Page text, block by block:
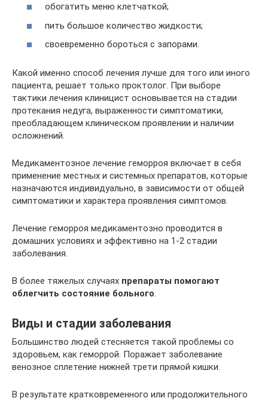
обогатить меню клетчаткой;
пить большое количество жидкости;
своевременно бороться с запорами.
Какой именно способ лечения лучше для того или иного
пациента, решает только проктолог. При выборе
тактики лечения клиницист основывается на стадии
протекания недуга, выраженности симптоматики,
преобладающем клиническом проявлении и наличии
осложнений.
Медикаментозное лечение геморроя включает в себя
применение местных и системных препаратов, которые
назначаются индивидуально, в зависимости от общей
симптоматики и характера проявления симптомов.
Лечение геморроя медикаментозно проводится в
домашних условиях и эффективно на 1-2 стадии
заболевания.
В более тяжелых случаях препараты помогают
облегчить состояние больного.
Виды и стадии заболевания
Большинство людей стесняется такой проблемы со
здоровьем, как геморрой. Поражает заболевание
венозное сплетение нижней трети прямой кишки.
В результате кратковременного или продолжительного